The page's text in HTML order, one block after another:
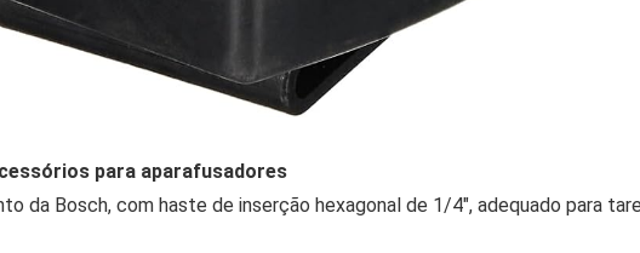
para aparafusadores
da Bosch, com haste de inserção hexagonal de 1/4″, adequado para